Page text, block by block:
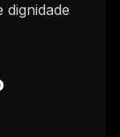
dignidade